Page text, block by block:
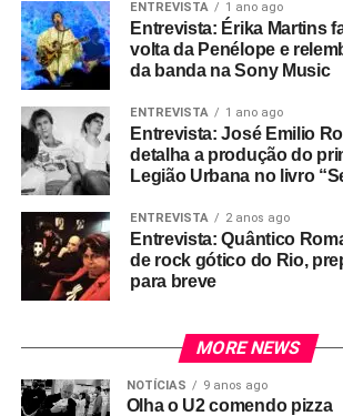
ENTREVISTA 1 ano ago
Entrevista: Érika Martins
volta da Penélope e
da banda na Sony Music
ENTREVISTA 1 ano ago
Entrevista: José Emilio
detalha a produção do
Legião Urbana no livro
ENTREVISTA 2 anos ago
Entrevista: Quântico
de rock gótico do Rio,
para breve
MORE NEWS
NOTÍCIAS 9 anos ago
Olha o U2 comendo pizza